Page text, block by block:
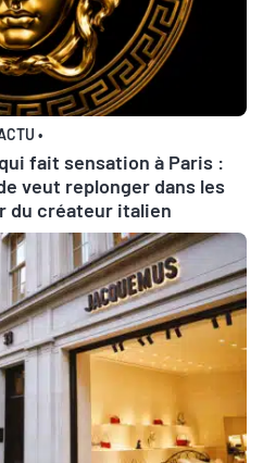
•
fait sensation à Paris :
veut replonger dans les
du créateur italien